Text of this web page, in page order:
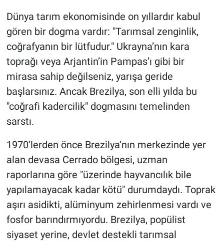
Dünya tarım ekonomisinde on yıllardır kabul
gören bir dogma vardır: "Tarımsal zenginlik,
coğrafyanın bir lütfudur." Ukrayna’nın kara
toprağı veya Arjantin’in Pampas’ı gibi bir
mirasa sahip değilseniz, yarışa geride
başlarsınız. Ancak Brezilya, son elli yılda bu
"coğrafi kadercilik" dogmasını temelinden
sarstı.
1970’lerden önce Brezilya’nın merkezinde yer
alan devasa Cerrado bölgesi, uzman
raporlarına göre "üzerinde hayvancılık bile
yapılamayacak kadar kötü" durumdaydı. Toprak
aşırı asidikti, alüminyum zehirlenmesi vardı ve
fosfor barındırmıyordu. Brezilya, popülist
siyaset yerine, devlet destekli tarımsal